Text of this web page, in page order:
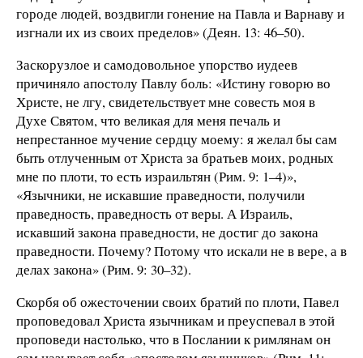
городе людей, воздвигли гонение на Павла и Варнаву и
изгнали их из своих пределов» (Деян. 13: 46–50).
Заскорузлое и самодовольное упорство иудеев
причиняло апостолу Павлу боль: «Истину говорю во
Христе, не лгу, свидетельствует мне совесть моя в
Духе Святом, что великая для меня печаль и
непрестанное мучение сердцу моему: я желал бы сам
быть отлученным от Христа за братьев моих, родных
мне по плоти, то есть израильтян (Рим. 9: 1–4)»,
«Язычники, не искавшие праведности, получили
праведность, праведность от веры. А Израиль,
искавший закона праведности, не достиг до закона
праведности. Почему? Потому что искали не в вере, а в
делах закона» (Рим. 9: 30–32).
Скорбя об ожесточении своих братий по плоти, Павел
проповедовал Христа язычникам и преуспевал в этой
проповеди настолько, что в Послании к римлянам он